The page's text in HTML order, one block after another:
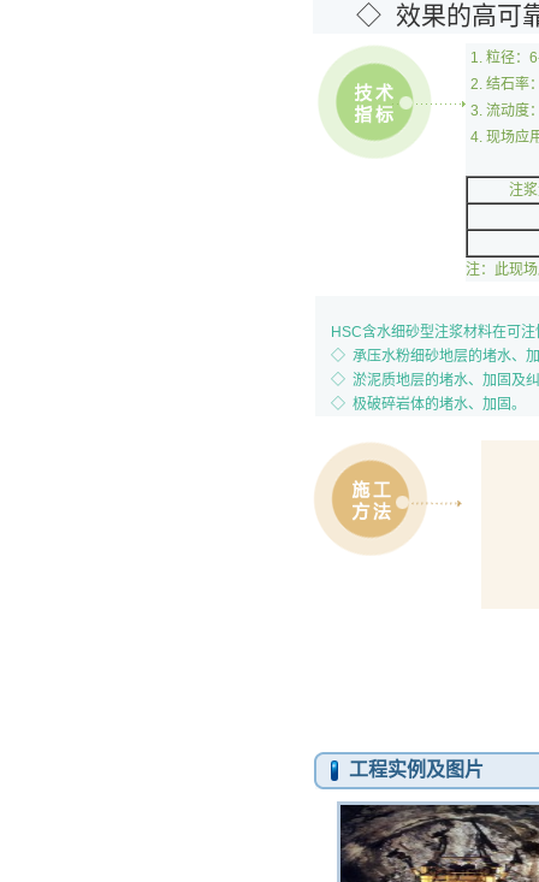
◇ 效果的高可靠
粒径：
结石率
流动度
现场应
注
注：此现
HSC含水细砂型注浆材料在可
◇ 承压水粉细砂地层的堵水、
◇ 淤泥质地层的堵水、加固及
◇ 极破碎岩体的堵水、加固。
工程实例及图片